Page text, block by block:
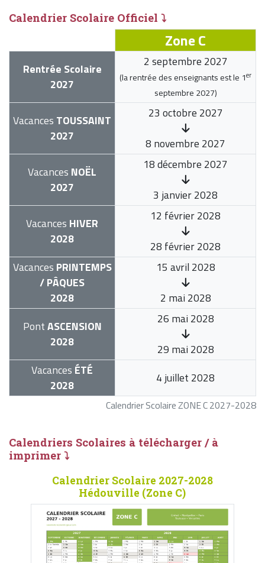
Calendrier Scolaire Officiel ⤵
Calendrier Scolaire ZONE C 2027-2028
Zone C
Rentrée Scolaire
2027
2 septembre 2027
(la rentrée des enseignants est le 1er
septembre 2027)
Vacances TOUSSAINT
2027
23 octobre 2027
8 novembre 2027
Vacances NOËL
2027
18 décembre 2027
3 janvier 2028
Vacances HIVER
2028
12 février 2028
28 février 2028
Vacances PRINTEMPS
/ PÂQUES
2028
15 avril 2028
2 mai 2028
PontASCENSION
2028
26 mai 2028
29 mai 2028
Vacances ÉTÉ
2028
4 juillet 2028
Calendriers Scolaires à télécharger / à
imprimer ⤵
Calendrier Scolaire 2027-2028
Hédouville (Zone C)